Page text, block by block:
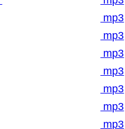
mp3
mp3
mp3
mp3
mp3
mp3
mp3